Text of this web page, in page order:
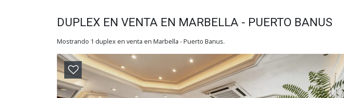
DUPLEX EN VENTA EN MARBELLA - PUERTO BANUS
Mostrando 1 duplex en venta en Marbella - Puerto Banus.